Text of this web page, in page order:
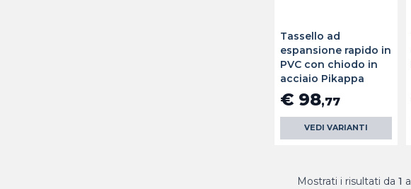
Tassello ad
espansione rapido in
PVC con chiodo in
acciaio Pikappa
€ 98,77
VEDI VARIANTI
Mostrati i risultati da 1 a